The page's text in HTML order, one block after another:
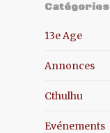
Catégories
13e Age
Annonces
Cthulhu
Evénements